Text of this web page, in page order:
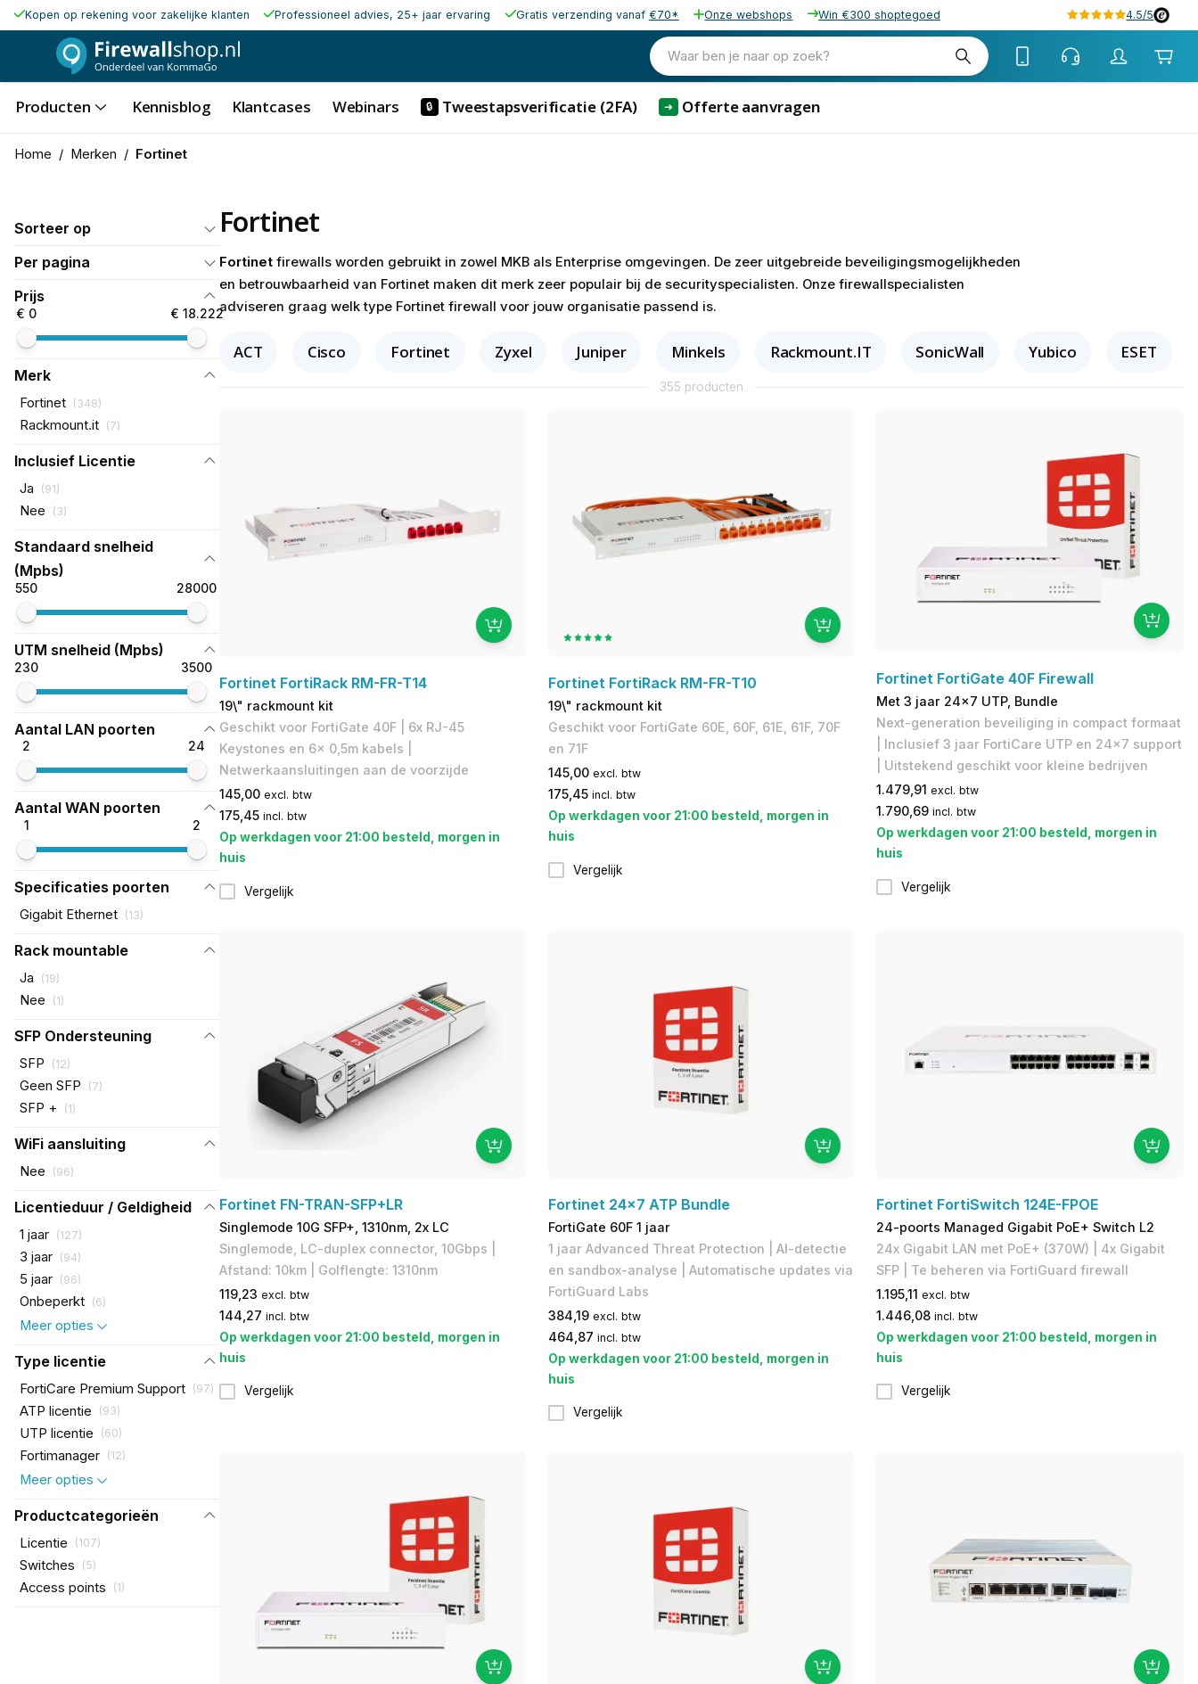
Kopen op rekening voor zakelijke klanten Professioneel advies, 25+ jaar ervaring Gratis verzending vanaf €70* Onze webshops Win €300 shoptegoed 4.5/5
Waar ben je naar op zoek?
Producten Kennisblog Klantcases Webinars 🔒 Tweestapsverificatie (2FA) ➜ Offerte aanvragen
Home / Merken / Fortinet
Sorteer op
Per pagina
Prijs
€ 0 € 18.222
Merk
Fortinet (348)
Rackmount.it (7)
Inclusief Licentie
Ja (91)
Nee (3)
Standaard snelheid
(Mpbs)
550 28000
UTM snelheid (Mpbs)
230 3500
Aantal LAN poorten
2 24
Aantal WAN poorten
1 2
Specificaties poorten
Gigabit Ethernet (13)
Rack mountable
Ja (19)
Nee (1)
SFP Ondersteuning
SFP (12)
Geen SFP (7)
SFP + (1)
WiFi aansluiting
Nee (96)
Licentieduur / Geldigheid
1 jaar (127)
3 jaar (94)
5 jaar (96)
Onbeperkt (6)
Meer opties
Type licentie
FortiCare Premium Support (97)
ATP licentie (93)
UTP licentie (60)
Fortimanager (12)
Meer opties
Productcategorieën
Licentie (107)
Switches (5)
Access points (1)
Fortinet
Fortinet firewalls worden gebruikt in zowel MKB als Enterprise omgevingen. De zeer uitgebreide beveiligingsmogelijkheden
en betrouwbaarheid van Fortinet maken dit merk zeer populair bij de securityspecialisten. Onze firewallspecialisten
adviseren graag welk type Fortinet firewall voor jouw organisatie passend is.
ACT Cisco Fortinet Zyxel Juniper Minkels Rackmount.IT SonicWall Yubico ESET
355 producten
Fortinet FortiRack RM-FR-T14
19\" rackmount kit
Geschikt voor FortiGate 40F | 6x RJ-45
Keystones en 6x 0,5m kabels |
Netwerkaansluitingen aan de voorzijde
145,00 excl. btw
175,45 incl. btw
Op werkdagen voor 21:00 besteld, morgen in
huis
Vergelijk
Fortinet FortiRack RM-FR-T10
19\" rackmount kit
Geschikt voor FortiGate 60E, 60F, 61E, 61F, 70F
en 71F
145,00 excl. btw
175,45 incl. btw
Op werkdagen voor 21:00 besteld, morgen in
huis
Vergelijk
Fortinet FortiGate 40F Firewall
Met 3 jaar 24x7 UTP, Bundle
Next-generation beveiliging in compact formaat
| Inclusief 3 jaar FortiCare UTP en 24x7 support
| Uitstekend geschikt voor kleine bedrijven
1.479,91 excl. btw
1.790,69 incl. btw
Op werkdagen voor 21:00 besteld, morgen in
huis
Vergelijk
Fortinet FN-TRAN-SFP+LR
Singlemode 10G SFP+, 1310nm, 2x LC
Singlemode, LC-duplex connector, 10Gbps |
Afstand: 10km | Golflengte: 1310nm
119,23 excl. btw
144,27 incl. btw
Op werkdagen voor 21:00 besteld, morgen in
huis
Vergelijk
Fortinet 24x7 ATP Bundle
FortiGate 60F 1 jaar
1 jaar Advanced Threat Protection | AI-detectie
en sandbox-analyse | Automatische updates via
FortiGuard Labs
384,19 excl. btw
464,87 incl. btw
Op werkdagen voor 21:00 besteld, morgen in
huis
Vergelijk
Fortinet FortiSwitch 124E-FPOE
24-poorts Managed Gigabit PoE+ Switch L2
24x Gigabit LAN met PoE+ (370W) | 4x Gigabit
SFP | Te beheren via FortiGuard firewall
1.195,11 excl. btw
1.446,08 incl. btw
Op werkdagen voor 21:00 besteld, morgen in
huis
Vergelijk